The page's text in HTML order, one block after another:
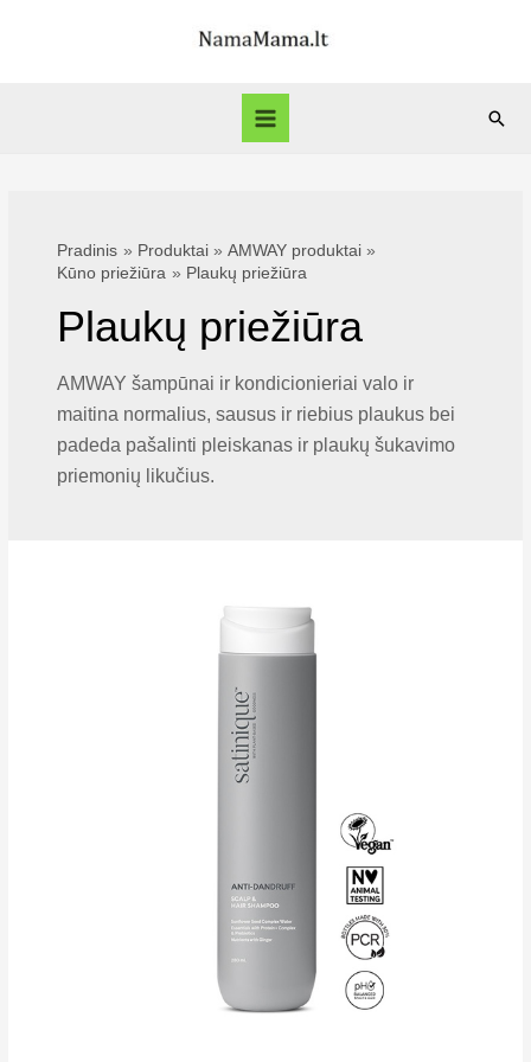
Main
Pradinis Produktai
AMWAY produktai
Kūno priežiūra
Plaukų priežiūra
Plaukų priežiūra
AMWAY šampūnai ir kondicionieriai valo ir
maitina normalius, sausus ir riebius plaukus bei
padeda pašalinti pleiskanas ir plaukų šukavimo
priemonių likučius.